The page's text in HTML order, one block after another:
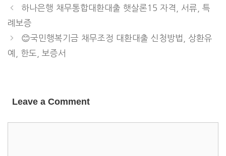
하나은행 채무통합대환대출 햇살론15 자격, 서류, 특
례보증
😊국민행복기금 채무조정 대환대출 신청방법, 상환유
예, 한도, 보증서
Leave a Comment